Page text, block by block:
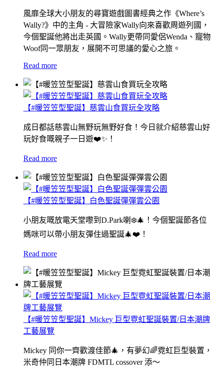
風靡全球大小朋友的尋寶遊戲圖書經典之作《Where’s
Wally?》中的主角 - 大冒險家Wally向來喜歡周遊列國，
今個聖誕他將出走英國。Wally更帶同愛侶Wenda、寵物
Woof同一眾朋友，展開不可思議的愛心之旅。
Read more
【#暖笠笠型聖誕】慈雲山食買玩全攻略
成日都話慈雲山無野玩無野好食！今日就介紹慈雲山好
玩好食嘅親子一日遊❤️✨！
Read more
【#暖笠笠型聖誕】白色聖誕彈彈雲公園
小朋友嘅放電天堂嚟到D.Park喇❄️🎄！今個聖誕節各位
媽咪可以帶小朋友彈住過聖誕🎄❤️！
Read more
【#暖笠笠型聖誕】Mickey 巨型霓虹聖誕裝置/日本潮牌
工藝展覽
Mickey 同你一齊歡渡佳節🎄，有夢幻🌈霓虹巨型裝置，
米奇仲同日本潮牌 FDMTL cossover 添～